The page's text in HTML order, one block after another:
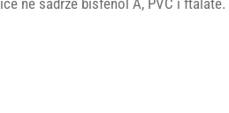
ne sadrže bisfenol A, PVC i